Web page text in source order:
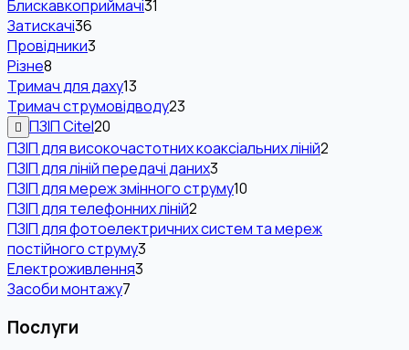
Блискавкоприймачі31
Затискачі36
Провідники3
Різне8
Тримач для даху13
Тримач струмовідводу23
ПЗІП Citel20
ПЗІП для високочастотних коаксіальних ліній2
ПЗІП для ліній передачі даних3
ПЗІП для мереж змінного струму10
ПЗІП для телефонних ліній2
ПЗІП для фотоелектричних систем та мереж
постійного струму3
Електроживлення3
Засоби монтажу7
Послуги